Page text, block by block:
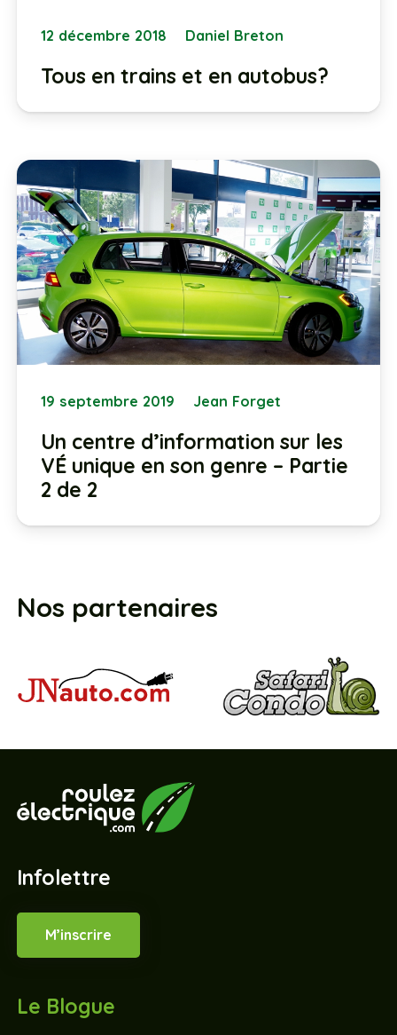
12 décembre 2018 Daniel Breton
Tous en trains et en autobus?
19 septembre 2019 Jean Forget
Un centre d’information sur les
VÉ unique en son genre – Partie
2 de 2
Nos partenaires
Infolettre
M’inscrire
Le Blogue